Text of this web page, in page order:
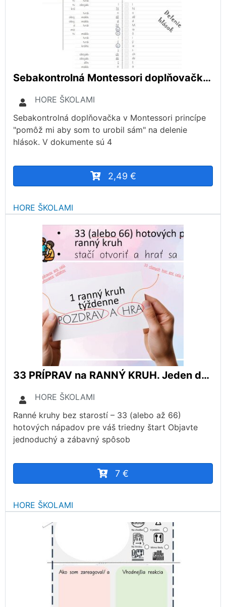
Sebakontrolná Montessori doplňovačka- DELENIE HLÁSOK
HORE ŠKOLAMI
Sebakontrolná doplňovačka v Montessori princípe
"pomôž mi aby som to urobil sám" na delenie
hlások. V dokumente sú 4
2,49 €
HORE ŠKOLAMI
33 PRÍPRAV na RANNÝ KRUH. Jeden deň v týždni počas celého roka.
HORE ŠKOLAMI
Ranné kruhy bez starostí – 33 (alebo až 66)
hotových nápadov pre váš triedny štart Objavte
jednoduchý a zábavný spôsob
7 €
HORE ŠKOLAMI